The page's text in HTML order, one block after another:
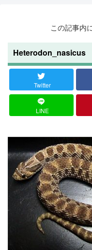
この記事内
Heterodon_nasicus
Twitter
LINE